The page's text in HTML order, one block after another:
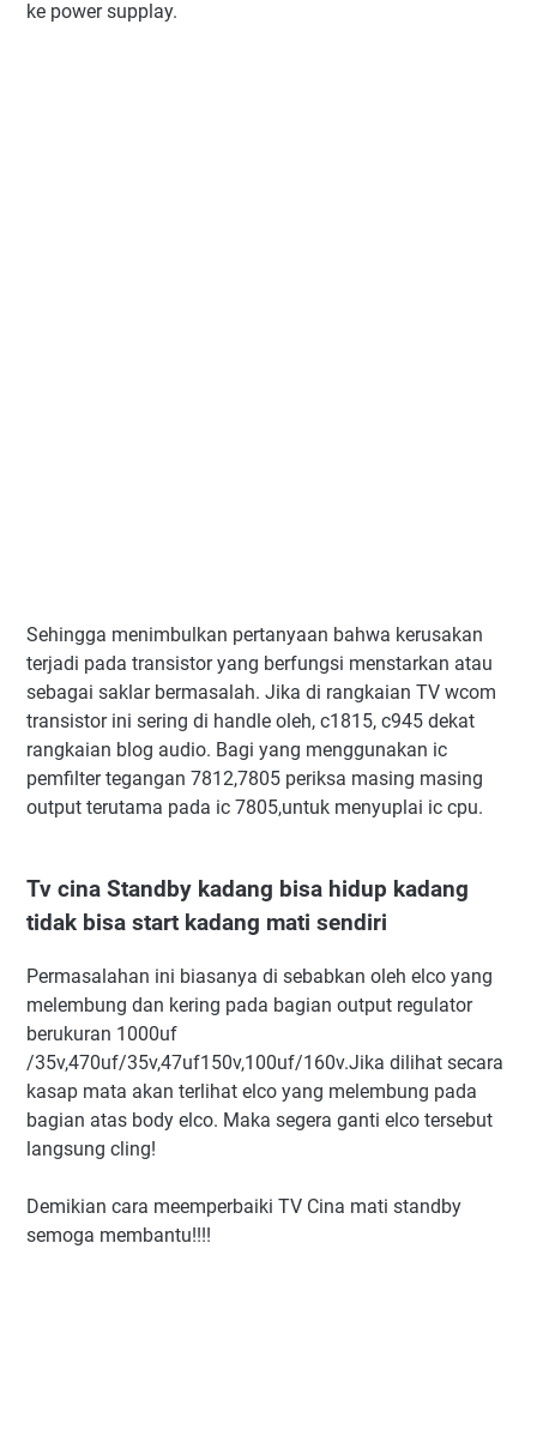
ke power supplay.
Sehingga menimbulkan pertanyaan bahwa kerusakan
terjadi pada transistor yang berfungsi menstarkan atau
sebagai saklar bermasalah. Jika di rangkaian TV wcom
transistor ini sering di handle oleh, c1815, c945 dekat
rangkaian blog audio. Bagi yang menggunakan ic
pemfilter tegangan 7812,7805 periksa masing masing
output terutama pada ic 7805,untuk menyuplai ic cpu.
Tv cina Standby kadang bisa hidup kadang
tidak bisa start kadang mati sendiri
Permasalahan ini biasanya di sebabkan oleh elco yang
melembung dan kering pada bagian output regulator
berukuran 1000uf
/35v,470uf/35v,47uf150v,100uf/160v.Jika dilihat secara
kasap mata akan terlihat elco yang melembung pada
bagian atas body elco. Maka segera ganti elco tersebut
langsung cling!
Demikian cara meemperbaiki TV Cina mati standby
semoga membantu!!!!